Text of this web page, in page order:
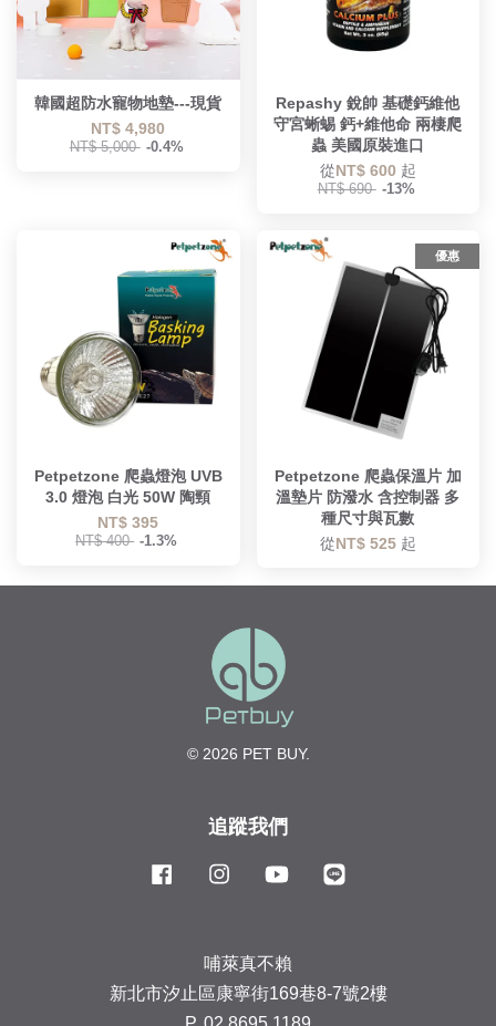
韓國超防水寵物地墊---現貨
NT$ 4,980
NT$ 5,000 -0.4%
Repashy 銳帥 基礎鈣維他
守宮蜥蜴 鈣+維他命 兩棲爬
蟲 美國原裝進口
從NT$ 600 起
NT$ 690 -13%
Petpetzone 爬蟲燈泡 UVB
3.0 燈泡 白光 50W 陶頸
NT$ 395
NT$ 400 -1.3%
優惠
Petpetzone 爬蟲保溫片 加
溫墊片 防潑水 含控制器 多
種尺寸與瓦數
從NT$ 525 起
© 2026 PET BUY.
追蹤我們
Facebook Instagram YouTube
哺萊真不賴
新北市汐止區康寧街169巷8-7號2樓